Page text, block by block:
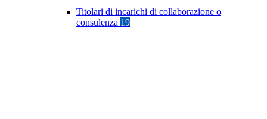
Titolari di incarichi di collaborazione o
consulenza 19